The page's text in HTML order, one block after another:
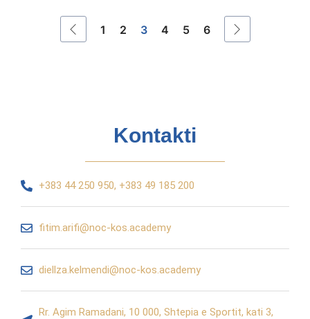
1 2 3 4 5 6
Kontakti
+383 44 250 950, +383 49 185 200
fitim.arifi@noc-kos.academy
diellza.kelmendi@noc-kos.academy
Rr. Agim Ramadani, 10 000, Shtepia e Sportit, kati 3,